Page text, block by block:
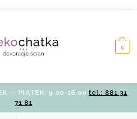
0
— PIĄTEK: 9.00-16.00 tel.: 881 31
71 81